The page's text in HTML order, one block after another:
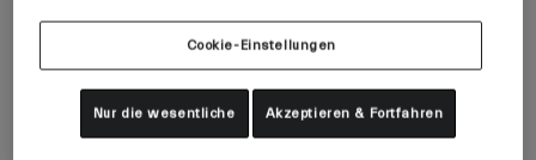
Mountainbike Bekleidung
Alle anzeigen
19,99 €
Cookie-Einstellungen
Nur die wesentliche Akzeptieren & Fortfahren